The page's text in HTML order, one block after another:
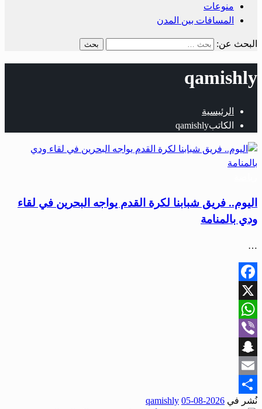
منوعات
المسافات بين المدن
البحث عن:
qamishly
الرئيسية
الكاتبqamishly
اليوم.. فريق شبابنا لكرة القدم يواجه البحرين في لقاء
ودي بالمنامة
…
Facebook
X
WhatsApp
Viber
Snapchat
Email
Share
نُشر في 2026-08-05
qamishly